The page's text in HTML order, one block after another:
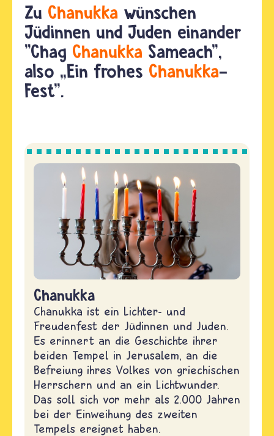
Zu Chanukka wünschen
Jüdinnen und Juden einander
"Chag Chanukka Sameach",
also „Ein frohes Chanukka-
Fest".
Chanukka
Chanukka ist ein Lichter- und
Freudenfest der Jüdinnen und Juden.
Es erinnert an die Geschichte ihrer
beiden Tempel in Jerusalem, an die
Befreiung ihres Volkes von griechischen
Herrschern und an ein Lichtwunder.
Das soll sich vor mehr als 2.000 Jahren
bei der Einweihung des zweiten
Tempels ereignet haben.